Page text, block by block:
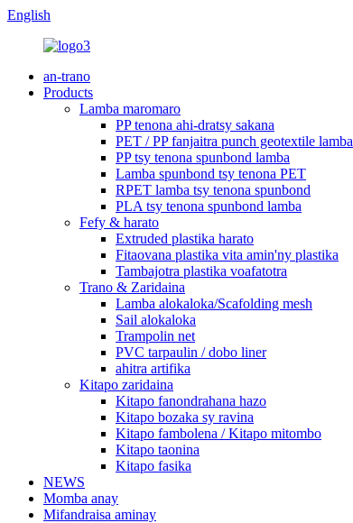
English
an-trano
Products
Lamba maromaro
PP tenona ahi-dratsy sakana
PET / PP fanjaitra punch geotextile lamba
PP tsy tenona spunbond lamba
Lamba spunbond tsy tenona PET
RPET lamba tsy tenona spunbond
PLA tsy tenona spunbond lamba
Fefy & harato
Extruded plastika harato
Fitaovana plastika vita amin'ny plastika
Tambajotra plastika voafatotra
Trano & Zaridaina
Lamba alokaloka/Scafolding mesh
Sail alokaloka
Trampolin net
PVC tarpaulin / dobo liner
ahitra artifika
Kitapo zaridaina
Kitapo fanondrahana hazo
Kitapo bozaka sy ravina
Kitapo fambolena / Kitapo mitombo
Kitapo taonina
Kitapo fasika
NEWS
Momba anay
Mifandraisa aminay